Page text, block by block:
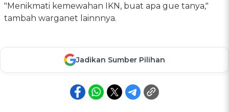
"Menikmati kemewahan IKN, buat apa gue tanya,"
tambah warganet lainnnya.
Jadikan Sumber Pilihan